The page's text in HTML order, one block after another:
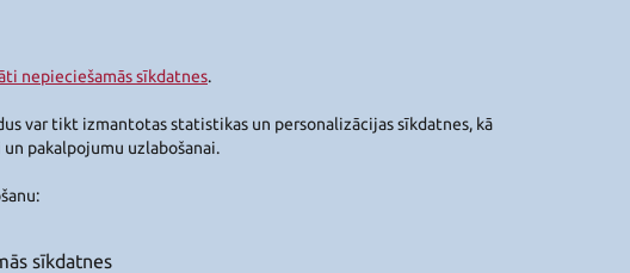
nepieciešamās sīkdatnes.
var tikt izmantotas statistikas un personalizācijas sīkdatnes, kā
pakalpojumu uzlabošanai.
sīkdatnes